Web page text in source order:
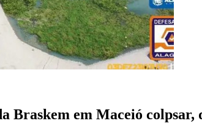
Braskem em Maceió colpsar,